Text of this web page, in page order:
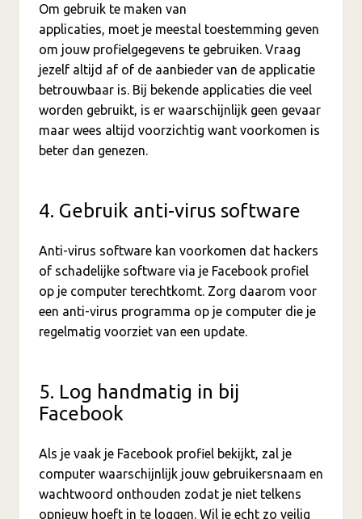
Om gebruik te maken van
applicaties, moet je meestal toestemming geven
om jouw profielgegevens te gebruiken. Vraag
jezelf altijd af of de aanbieder van de applicatie
betrouwbaar is. Bij bekende applicaties die veel
worden gebruikt, is er waarschijnlijk geen gevaar
maar wees altijd voorzichtig want voorkomen is
beter dan genezen.
4. Gebruik anti-virus software
Anti-virus software kan voorkomen dat hackers
of schadelijke software via je Facebook profiel
op je computer terechtkomt. Zorg daarom voor
een anti-virus programma op je computer die je
regelmatig voorziet van een update.
5. Log handmatig in bij
Facebook
Als je vaak je Facebook profiel bekijkt, zal je
computer waarschijnlijk jouw gebruikersnaam en
wachtwoord onthouden zodat je niet telkens
opnieuw hoeft in te loggen. Wil je echt zo veilig